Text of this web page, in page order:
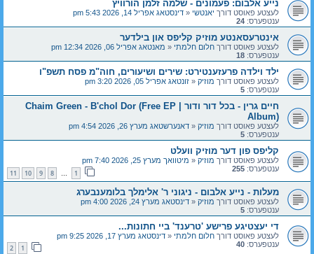
נייע אלבום: פעמונים - שלמה זלמן הורוויץ
לעצטע פאוסט דורך יאנטשי « דינסטאג אפריל 14, 2026 5:43 pm
ענטפערס: 24
אינטרעסאנטע מוזיק קליפס און בילדער
לעצטע פאוסט דורך חלום חלמתי « מאנטאג אפריל 06, 2026 12:34 pm
ענטפערס: 18
ילד וילדה פרעזענטירט: שירים ושיעורים, חוה"מ פסח תשפ"ו
לעצטע פאוסט דורך מוזיק « זונטאג אפריל 05, 2026 3:20 pm
ענטפערס: 5
חיים גרין - בכל דור ודור | Chaim Green - B'chol Dor (Free EP
Album)
לעצטע פאוסט דורך מוזיק « דאנערשטאג מערץ 26, 2026 4:54 pm
ענטפערס: 5
קליפס פון דער מוזיק וועלט
לעצטע פאוסט דורך מוזיק « מיטוואך מערץ 25, 2026 7:40 pm
ענטפערס: 255
1
…
8
9
10
11
מעלות - נייע אלבום - ניגוני ר' אלימלך בלומענבערג
לעצטע פאוסט דורך מוזיק « דינסטאג מערץ 24, 2026 4:00 pm
ענטפערס: 5
די יעצטיגע פרישע 'טרענד' ביי חתונות...
לעצטע פאוסט דורך חלום חלמתי « דינסטאג מערץ 17, 2026 9:25 pm
ענטפערס: 40
1
2